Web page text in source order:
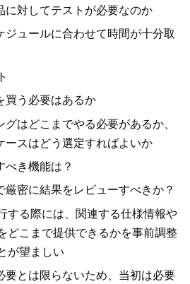
に対してテストが必要なのか
ジュールに合わせて時間が十分取
買う必要はあるか
グはどこまでやる必要があるか、
ースはどう選定すればよいか
べき機能は？
厳密に結果をレビューすべきか？
する際には、関連する仕様情報や
どこまで提供できるかを事前調整
が望ましい
要とは限らないため、当初は必要